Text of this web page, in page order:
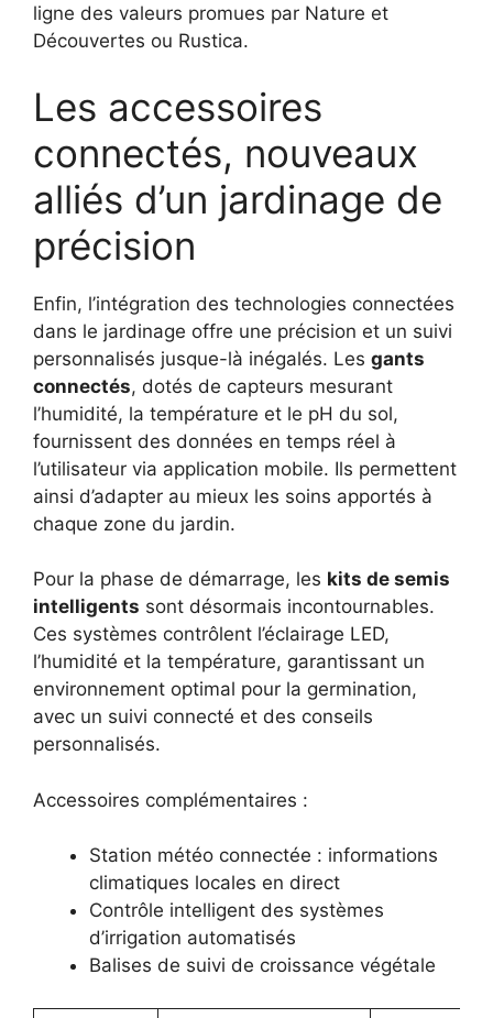
ligne des valeurs promues par Nature et
Découvertes ou Rustica.
Les accessoires
connectés, nouveaux
alliés d’un jardinage de
précision
Enfin, l’intégration des technologies connectées
dans le jardinage offre une précision et un suivi
personnalisés jusque-là inégalés. Les gants
connectés, dotés de capteurs mesurant
l’humidité, la température et le pH du sol,
fournissent des données en temps réel à
l’utilisateur via application mobile. Ils permettent
ainsi d’adapter au mieux les soins apportés à
chaque zone du jardin.
Pour la phase de démarrage, les kits de semis
intelligents sont désormais incontournables.
Ces systèmes contrôlent l’éclairage LED,
l’humidité et la température, garantissant un
environnement optimal pour la germination,
avec un suivi connecté et des conseils
personnalisés.
Accessoires complémentaires :
Station météo connectée : informations
climatiques locales en direct
Contrôle intelligent des systèmes
d’irrigation automatisés
Balises de suivi de croissance végétale